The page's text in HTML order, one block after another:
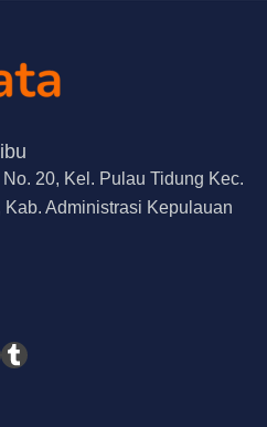
20, Kel. Pulau Tidung Kec.
Kab. Administrasi Kepulauan
Tumblr